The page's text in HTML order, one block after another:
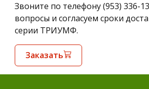
Звоните по телефону (953) 336-
вопросы и согласуем сроки
серии ТРИУМФ.
Заказать